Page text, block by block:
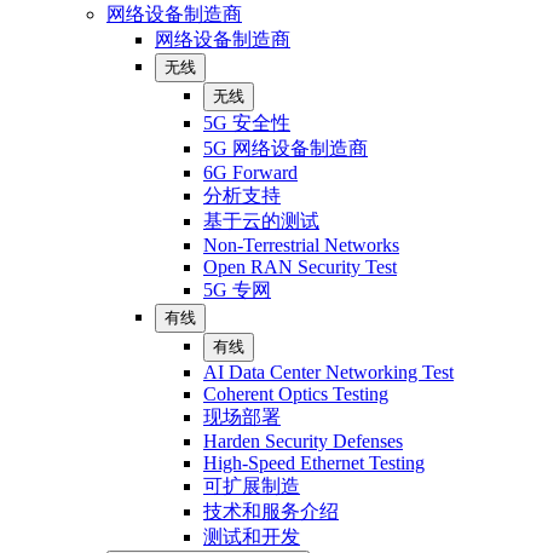
网络设备制造商
网络设备制造商
无线
无线
5G 安全性
5G 网络设备制造商
6G Forward
分析支持
基于云的测试
Non-Terrestrial Networks
Open RAN Security Test
5G 专网
有线
有线
AI Data Center Networking Test
Coherent Optics Testing
现场部署
Harden Security Defenses
High-Speed Ethernet Testing
可扩展制造
技术和服务介绍
测试和开发